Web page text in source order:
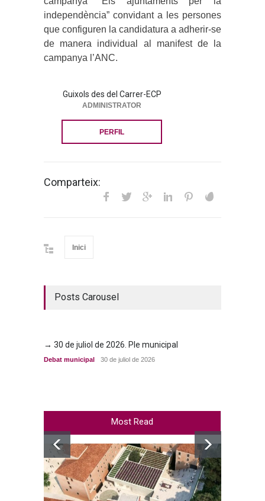
independència” convidant a les persones
que configuren la candidatura a adherir-se
de manera individual al manifest de la
campanya l’ANC.
Guixols des del Carrer-ECP
ADMINISTRATOR
PERFIL
Comparteix:
Inici
Posts Carousel
→ 30 de juliol de 2026. Ple municipal
Debat municipal 30 de juliol de 2026
Most Read